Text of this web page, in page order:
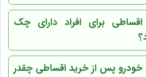
برای افراد دارای چک
پس از خرید اقساطی چقدر